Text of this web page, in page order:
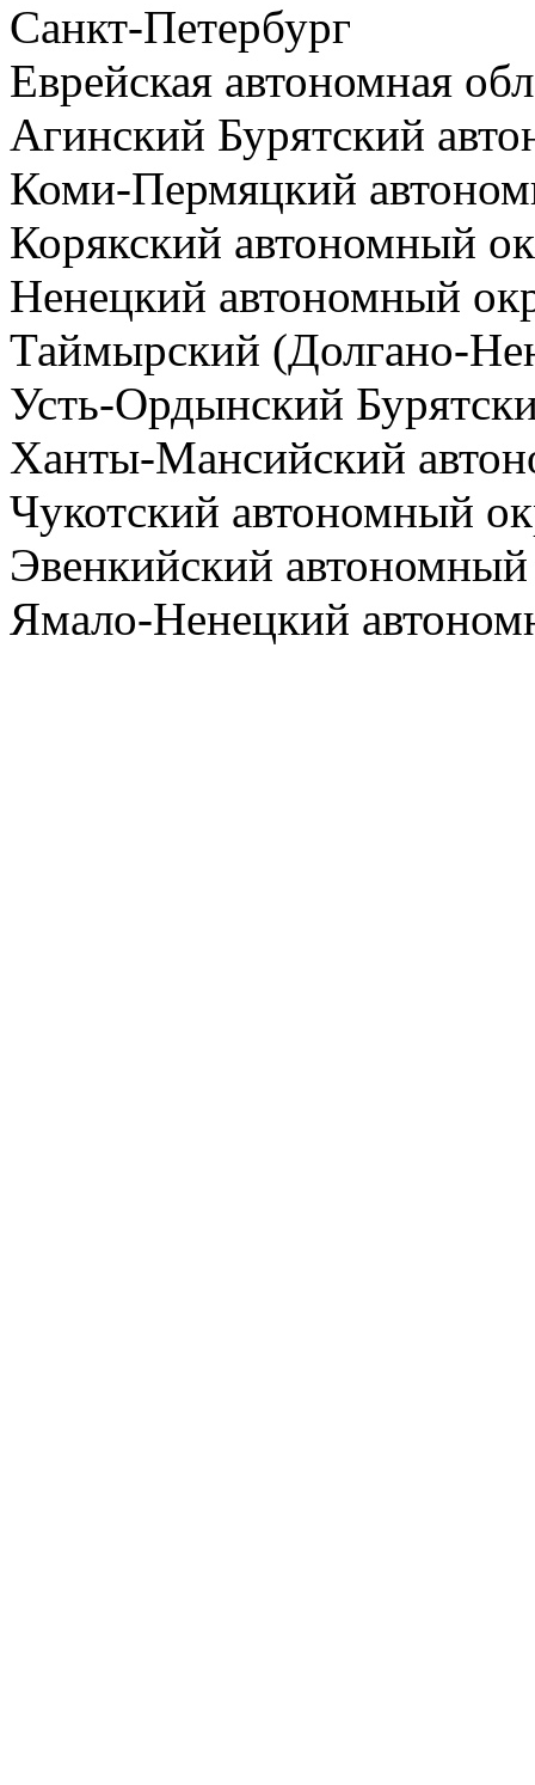
Санкт-Петербург
Еврейская автономная
Агинский Бурятский
Коми-Пермяцкий
Корякский автономный
Ненецкий автономный
Таймырский (Долгано-
Усть-Ордынский
Ханты-Мансийский
Чукотский автономный
Эвенкийский автономный
Ямало-Ненецкий